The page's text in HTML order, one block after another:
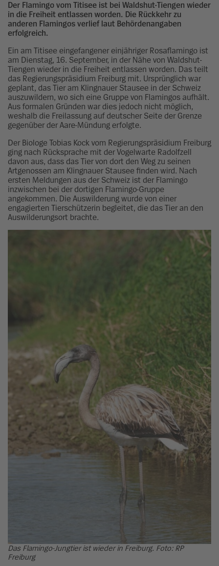
Der Flamingo vom Titisee ist bei Waldshut-Tiengen wieder
in die Freiheit entlassen worden. Die Rückkehr zu
anderen Flamingos verlief laut Behördenangaben
erfolgreich.
Ein am Titisee eingefangener einjähriger Rosaflamingo ist
am Dienstag, 16. September, in der Nähe von Waldshut-
Tiengen wieder in die Freiheit entlassen worden. Das teilt
das Regierungspräsidium Freiburg mit. Ursprünglich war
geplant, das Tier am Klingnauer Stausee in der Schweiz
auszuwildern, wo sich eine Gruppe von Flamingos aufhält.
Aus formalen Gründen war dies jedoch nicht möglich,
weshalb die Freilassung auf deutscher Seite der Grenze
gegenüber der Aare-Mündung erfolgte.
Der Biologe Tobias Kock vom Regierungspräsidium Freiburg
ging nach Rücksprache mit der Vogelwarte Radolfzell
davon aus, dass das Tier von dort den Weg zu seinen
Artgenossen am Klingnauer Stausee finden wird. Nach
ersten Meldungen aus der Schweiz ist der Flamingo
inzwischen bei der dortigen Flamingo-Gruppe
angekommen. Die Auswilderung wurde von einer
engagierten Tierschützerin begleitet, die das Tier an den
Auswilderungsort brachte.
Das Flamingo-Jungtier ist wieder in Freiburg. Foto: RP
Freiburg